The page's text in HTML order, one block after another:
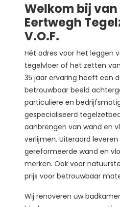
Welkom bij van
Eertwegh
V.O.F.
Hét adres voor het leggen
tegelvloer of het zetten
35 jaar ervaring heeft een
betrouwbaar beeld
particuliere en
gespecialiseerd
aanbrengen van wand en
verlijmen. Uiteraard
gereformeerde wand en
merken. Ook voor
prijs voor betrouwbaar
Wij renoveren uw